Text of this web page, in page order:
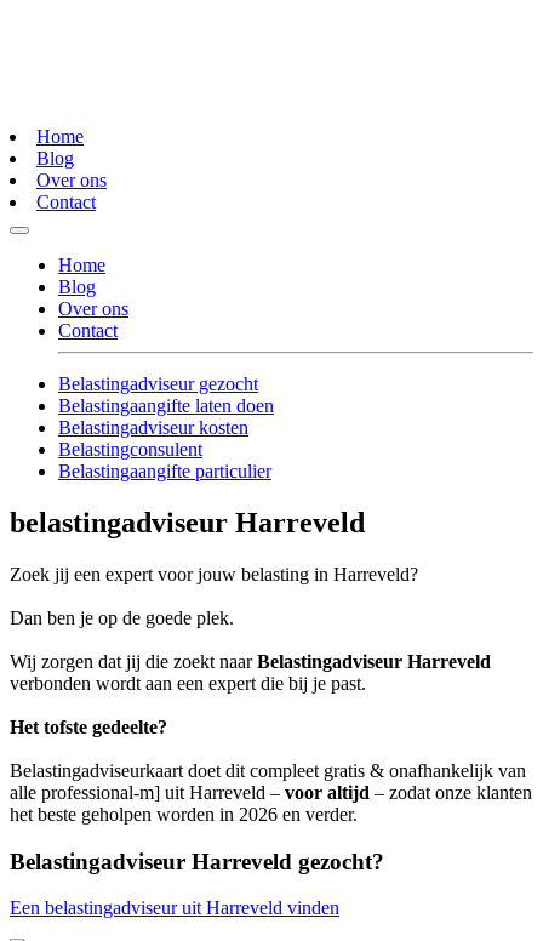
Home
Blog
Over ons
Contact
Home
Blog
Over ons
Contact
Belastingadviseur gezocht
Belastingaangifte laten doen
Belastingadviseur kosten
Belastingconsulent
Belastingaangifte particulier
belastingadviseur Harreveld
Zoek jij een expert voor jouw belasting in Harreveld?
Dan ben je op de goede plek.
Wij zorgen dat jij die zoekt naarBelastingadviseur Harreveld
verbonden wordt aan een expert die bij je past.
Het tofste gedeelte?
Belastingadviseurkaart doet dit compleet gratis & onafhankelijk van
alle professional-m] uit Harreveld – voor altijd – zodat onze klanten
het beste geholpen worden in 2026 en verder.
Belastingadviseur Harreveld gezocht?
Een belastingadviseur uit Harreveld vinden